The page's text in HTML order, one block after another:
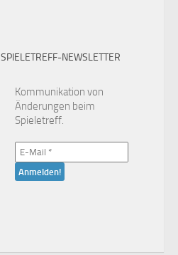
SPIELETREFF-NEWSLETTER
Kommunikation von
Änderungen beim
Spieletreff.